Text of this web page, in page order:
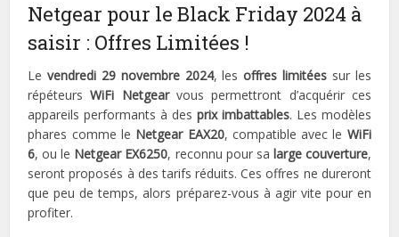
Netgear pour le Black Friday 2024 à
saisir : Offres Limitées !
Levendredi 29 novembre 2024, lesoffres limitées sur les
répéteursWiFi Netgearvous permettront d’acquérir ces
appareils performants à des prix imbattables. Les modèles
phares comme le Netgear EAX20, compatible avec le WiFi
6, ou le Netgear EX6250, reconnu pour sa large couverture,
seront proposés à des tarifs réduits. Ces offres ne dureront
que peu de temps, alors préparez-vous à agir vite pour en
profiter.